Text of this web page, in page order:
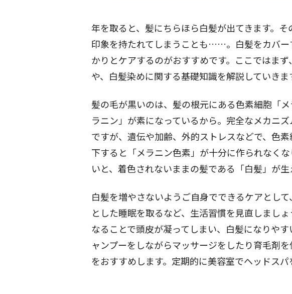
年を取ると、髪にちらほら白髪が出てきます。
印象を持たれてしまうことも……。白髪をカバー
かりとケアするのがおすすめです。ここではま
や、白髪染めに関する基礎知識を解説していきま
髪の毛が黒いのは、髪の根元にある色素細胞「
ラニン」が素になっているから。完全なメカニ
ですが、遺伝や加齢、外的ストレスなどで、色
下すると「メラニン色素」が十分に作られなく
いと、着色されないままの髪である「白髪」が生
白髪を増やさないようご自身でできるケアとし
とした睡眠を取るなど、生活習慣を見直しまし
なることで頭皮が凝ってしまい、白髪になりや
ャンプーをしながらマッサージをしたり育毛剤
をおすすめします。定期的に美容室でヘッドスパ